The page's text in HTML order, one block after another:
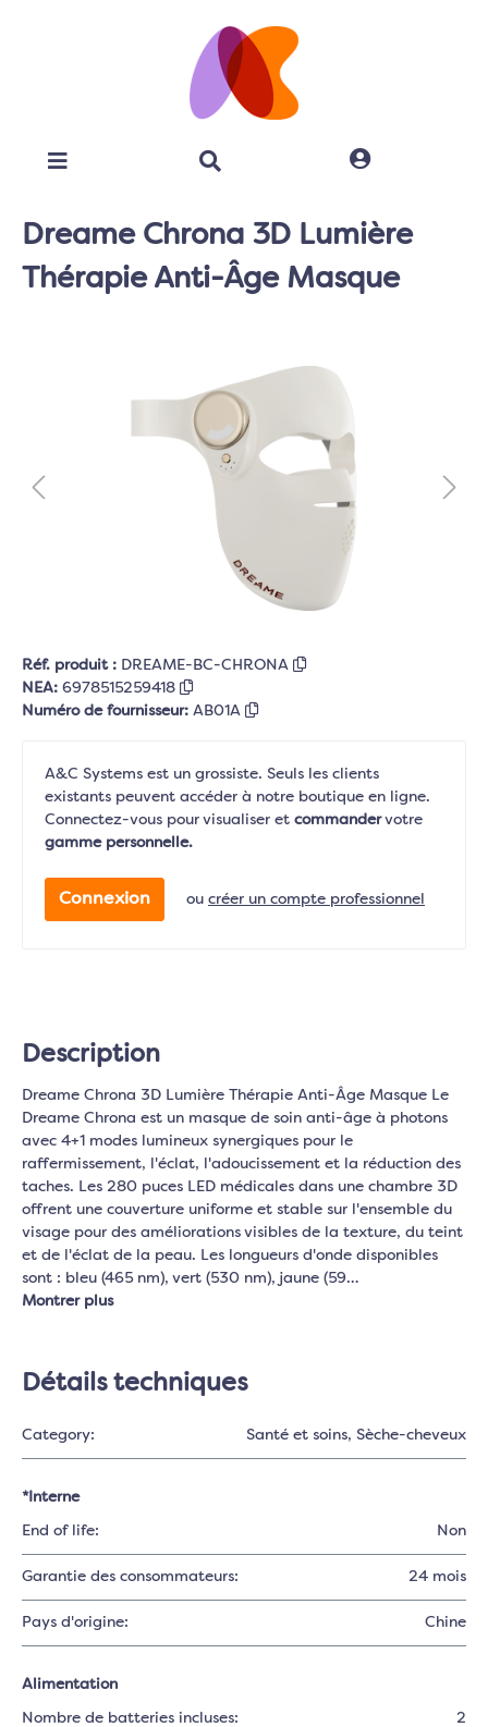
Dreame Chrona 3D Lumière
Thérapie Anti-Âge Masque
Réf. produit : DREAME-BC-CHRONA
NEA: 6978515259418
Numéro de fournisseur: AB01A
A&C Systems est un grossiste. Seuls les clients
existants peuvent accéder à notre boutique en ligne.
Connectez-vous pour visualiser et commandervotre
gamme personnelle.
Connexion ou créer un compte professionnel
Description
Dreame Chrona 3D Lumière Thérapie Anti-Âge Masque Le
Dreame Chrona est un masque de soin anti-âge à photons
avec 4+1 modes lumineux synergiques pour le
raffermissement, l'éclat, l'adoucissement et la réduction des
taches. Les 280 puces LED médicales dans une chambre 3D
offrent une couverture uniforme et stable sur l'ensemble du
visage pour des améliorations visibles de la texture, du teint
et de l'éclat de la peau. Les longueurs d'onde disponibles
sont : bleu (465 nm), vert (530 nm), jaune (59…
Montrer plus
Détails techniques
Category: Santé et soins, Sèche-cheveux
*Interne
End of life: Non
Garantie des consommateurs: 24 mois
Pays d'origine: Chine
Alimentation
Nombre de batteries incluses: 2